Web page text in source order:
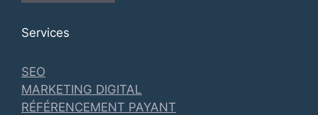
Services
SEO
MARKETING DIGITAL
RÉFÉRENCEMENT PAYANT